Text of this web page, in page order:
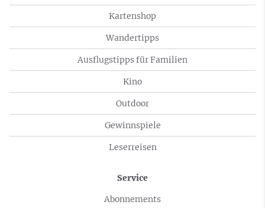
Kartenshop
Wandertipps
Ausflugstipps für Familien
Kino
Outdoor
Gewinnspiele
Leserreisen
Service
Abonnements